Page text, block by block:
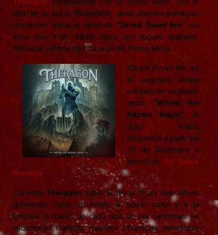
Theragon, contraatacan con un nuevo vídeo. Tras el
éxito de su single “Blazeborn”, estas jóvenes promesas
comparten ahora el vídeo de “Drunk Dwarf Inn”, un
tema muy Folk: Metal épico con toques teatrales,
mitología y elementos clásicos del Heavy Metal.
“Drunk Dwarf Inn” es
el segundo single
extraído de su álbum
debut “Where the
Stories Begin”, el
cual estará
disponible a partir del
18 de Diciembre a
través de Art Gates
Records.
ComentaTheragon sobre el disco: “Para este álbum
queríamos hacer un tributo al power metal y a la
fantasía. A través de cada una de las canciones se
escucharán nuestras mayores influencias mezcladas